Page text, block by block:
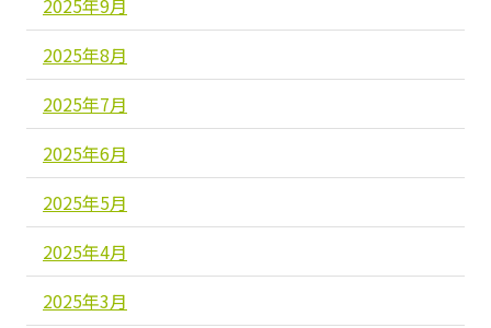
2025年8月
2025年7月
2025年6月
2025年5月
2025年4月
2025年3月